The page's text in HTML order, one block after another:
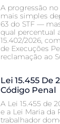
A progressão
mais simples
63 do STF —
qual percentual
15.402/2026,
de Execuções
reclamação ao
Lei 15.455 De
Código Penal
A Lei 15.455 de
e a Lei Maria da
trabalhador